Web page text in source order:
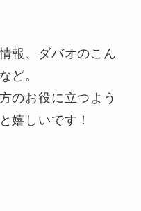
報、ダバオのこん
ど。
のお役に立つよう
嬉しいです！